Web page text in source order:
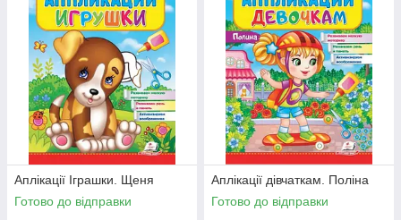
Аплікації Іграшки. Щеня
Готово до відправки
Аплікації дівчаткам. Поліна
Готово до відправки